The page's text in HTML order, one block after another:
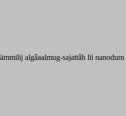
algâaalmug-sajattâh lii nanodum